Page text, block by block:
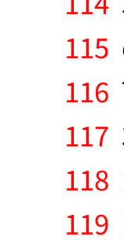
115
116
117
118
119